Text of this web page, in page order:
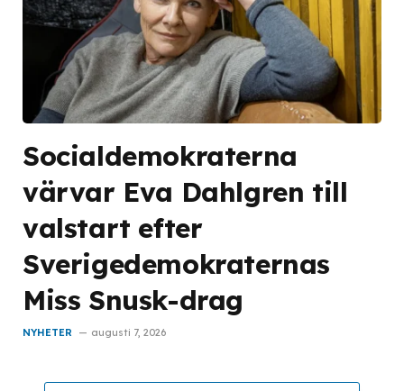
Socialdemokraterna
värvar Eva Dahlgren till
valstart efter
Sverigedemokraternas
Miss Snusk-drag
NYHETER augusti 7, 2026